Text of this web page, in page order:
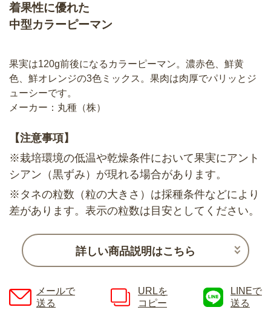
着果性に優れた
中型カラーピーマン
果実は120g前後になるカラーピーマン。濃赤色、鮮黄
色、鮮オレンジの3色ミックス。果肉は肉厚でパリッとジ
ューシーです。
メーカー：丸種（株）
【注意事項】
※栽培環境の低温や乾燥条件において果実にアント
シアン（黒ずみ）が現れる場合があります。
※タネの粒数（粒の大きさ）は採種条件などにより
差があります。表示の粒数は目安としてください。
詳しい商品説明はこちら
メールで
送る
URLを
コピー
LINEで
送る